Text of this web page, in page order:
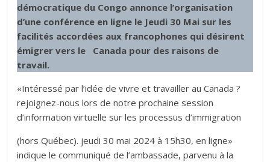
démocratique du Congo annonce l’organisation
d’une conférence en ligne le Jeudi 30 Mai sur les
facilités accordées aux francophones qui désirent
émigrer vers le Canada pour des raisons de
travail.
«Intéressé par l’idée de vivre et travailler au Canada ?
rejoignez-nous lors de notre prochaine session
d’information virtuelle sur les processus d’immigration
(hors Québec). jeudi 30 mai 2024 à 15h30, en ligne»
indique le communiqué de l’ambassade, parvenu à la